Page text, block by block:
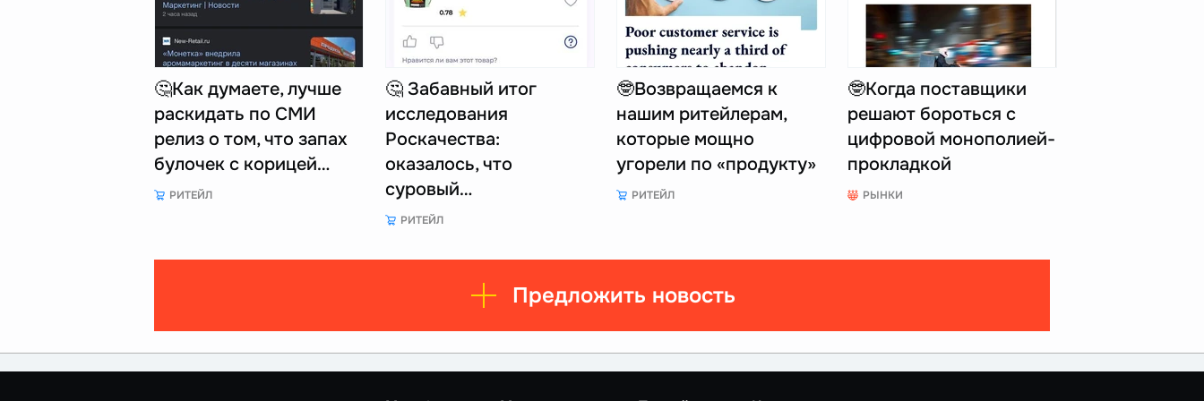
🤔Как думаете, лучше
раскидать по СМИ
релиз о том, что запах
булочек с корицей…
РИТЕЙЛ
🤔 Забавный итог
исследования
Роскачества:
оказалось, что
суровый…
РИТЕЙЛ
🤓Возвращаемся к
нашим ритейлерам,
которые мощно
угорели по «продукту»
РИТЕЙЛ
🤓Когда поставщики
решают бороться с
цифровой монополией-
прокладкой
РЫНКИ
Предложить новость